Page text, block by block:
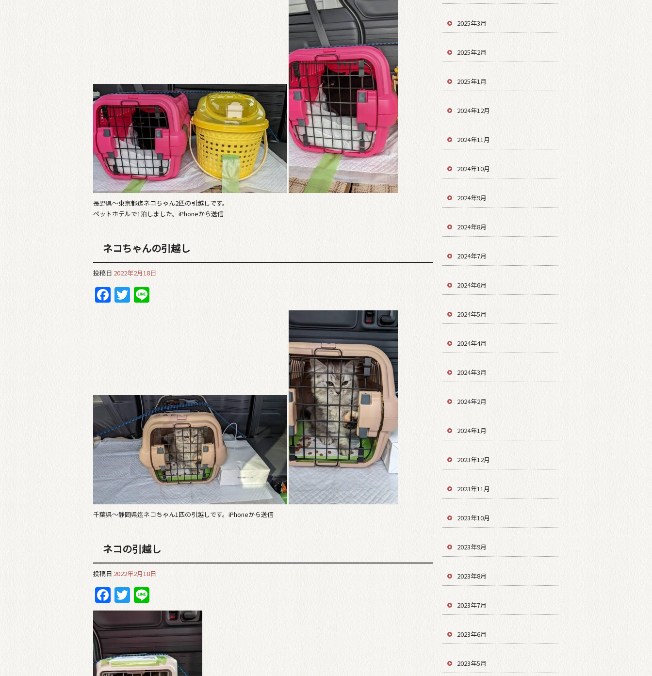
長野県〜東京都迄ネコちゃん2匹の引越しです。
ペットホテルで1泊しました。iPhoneから送信
ネコちゃんの引越し
投稿日 2022年2月18日
Facebook
Twitter
千葉県〜静岡県迄ネコちゃん1匹の引越しです。iPhoneから送信
ネコの引越し
投稿日 2022年2月18日
Facebook
Twitter
2025年3月
2025年2月
2025年1月
2024年12月
2024年11月
2024年10月
2024年9月
2024年8月
2024年7月
2024年6月
2024年5月
2024年4月
2024年3月
2024年2月
2024年1月
2023年12月
2023年11月
2023年10月
2023年9月
2023年8月
2023年7月
2023年6月
2023年5月